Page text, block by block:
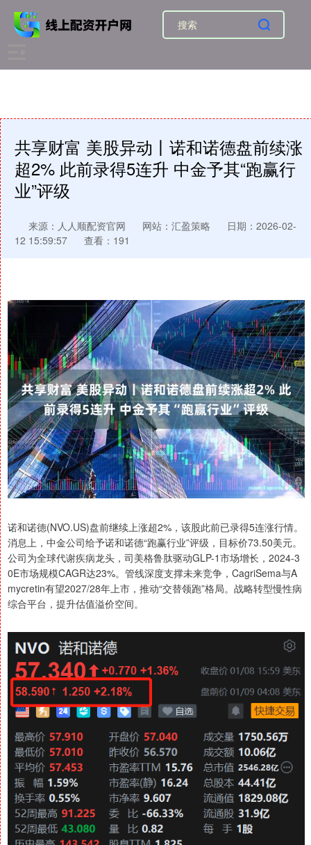
共享财富 美股异动丨诺和诺德盘前续涨
超2% 此前录得5连升 中金予其“跑赢行
业”评级
来源：人人顺配资官网 网站：汇盈策略
日期：2026-02-
12 15:59:57
查看：191
诺和诺德(NVO.US)盘前继续上涨超2%，该股此前已录得5连涨行情。
消息上，中金公司给予诺和诺德“跑赢行业”评级，目标价73.50美元。
公司为全球代谢疾病龙头，司美格鲁肽驱动GLP-1市场增长，2024-3
0E市场规模CAGR达23%。管线深度支撑未来竞争，CagriSema与A
mycretin有望2027/28年上市，推动“交替领跑”格局。战略转型慢性病
综合平台，提升估值溢价空间。